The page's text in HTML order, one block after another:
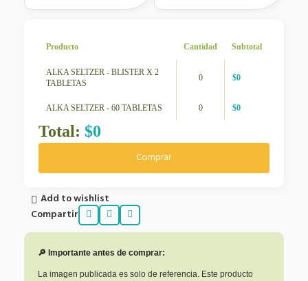
Producto Cantidad Subtotal
ALKA SELTZER - BLISTER X 2
TABLETAS
0 $0
ALKA SELTZER - 60 TABLETAS 0 $0
Total: $0
Comprar
Add to wishlist
Compartir
🔎 Importante antes de comprar:
La imagen publicada es solo de referencia. Este producto